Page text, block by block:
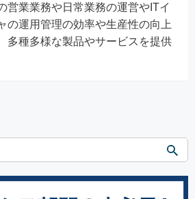
営業業務や日常業務の運営やITイ
の運用管理の効率や生産性の向上
多種多様な製品やサービスを提供